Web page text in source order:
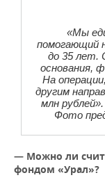
«Мы
помогающий
до 35 лет.
основания,
На
другим
млн
Фото
— Можно ли
фондом «Урал»?